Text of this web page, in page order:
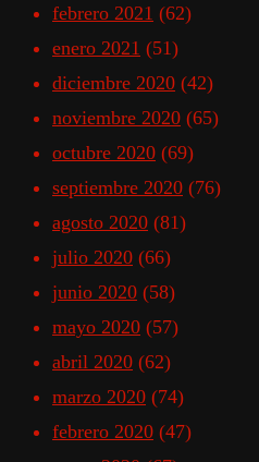
febrero 2021 (62)
enero 2021 (51)
diciembre 2020 (42)
noviembre 2020 (65)
octubre 2020 (69)
septiembre 2020 (76)
agosto 2020 (81)
julio 2020 (66)
junio 2020 (58)
mayo 2020 (57)
abril 2020 (62)
marzo 2020 (74)
febrero 2020 (47)